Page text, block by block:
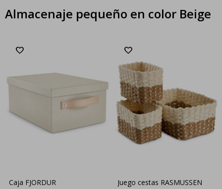
Almacenaje pequeño en color Beige
Caja FJORDUR
Juego cestas RASMUSSEN